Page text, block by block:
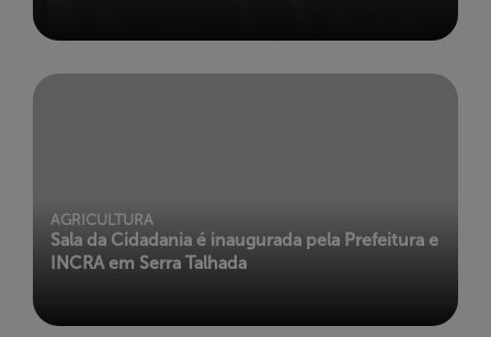
AGRICULTURA
Sala da Cidadania é inaugurada pela Prefeitura e
INCRA em Serra Talhada